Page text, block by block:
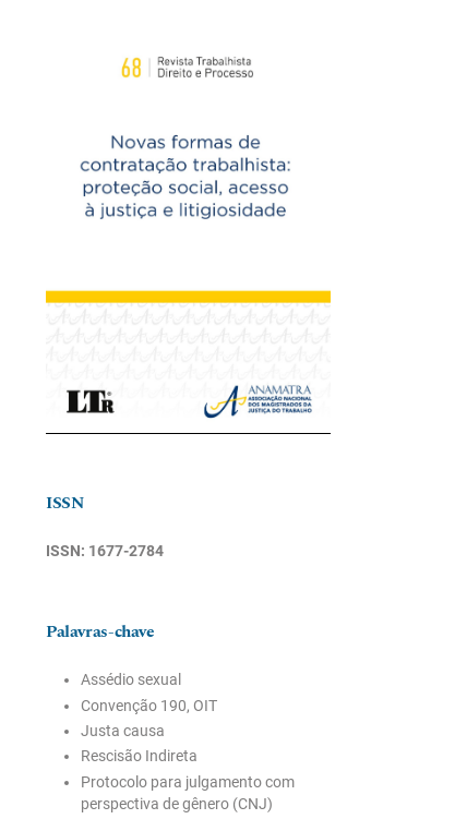
ISSN
ISSN: 1677-2784
Palavras-chave
Assédio sexual
Convenção 190, OIT
Justa causa
Rescisão Indireta
Protocolo para julgamento com
perspectiva de gênero (CNJ)